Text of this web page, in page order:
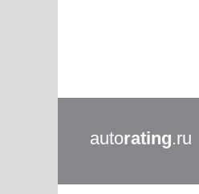
autorating.ru